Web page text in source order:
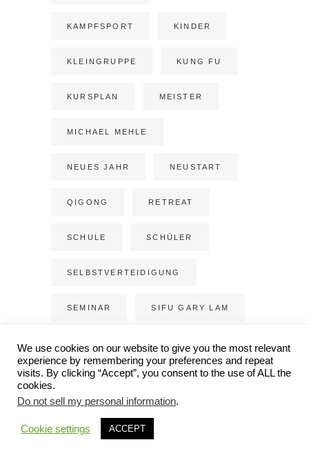
KAMPFSPORT KINDER
KLEINGRUPPE KUNG FU
KURSPLAN MEISTER
MICHAEL MEHLE
NEUES JAHR NEUSTART
QIGONG RETREAT
SCHULE SCHÜLER
SELBSTVERTEIDIGUNG
SEMINAR SIFU GARY LAM
SOMMERCAMP
TESTIMONIAL TRAINING
We use cookies on our website to give you the most relevant
experience by remembering your preferences and repeat
visits. By clicking “Accept”, you consent to the use of ALL the
cookies.
Do not sell my personal information.
Cookie settings ACCEPT